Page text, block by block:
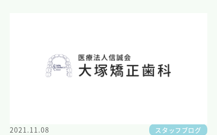
スタッフブログ
2021.11.08